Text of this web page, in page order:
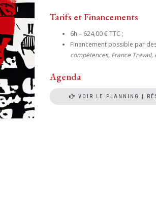
Tarifs et Financements
6h – 624,00 € TTC ;
Financement possible par
compétences, France Travail,
Agenda
VOIR LE PLANNING |